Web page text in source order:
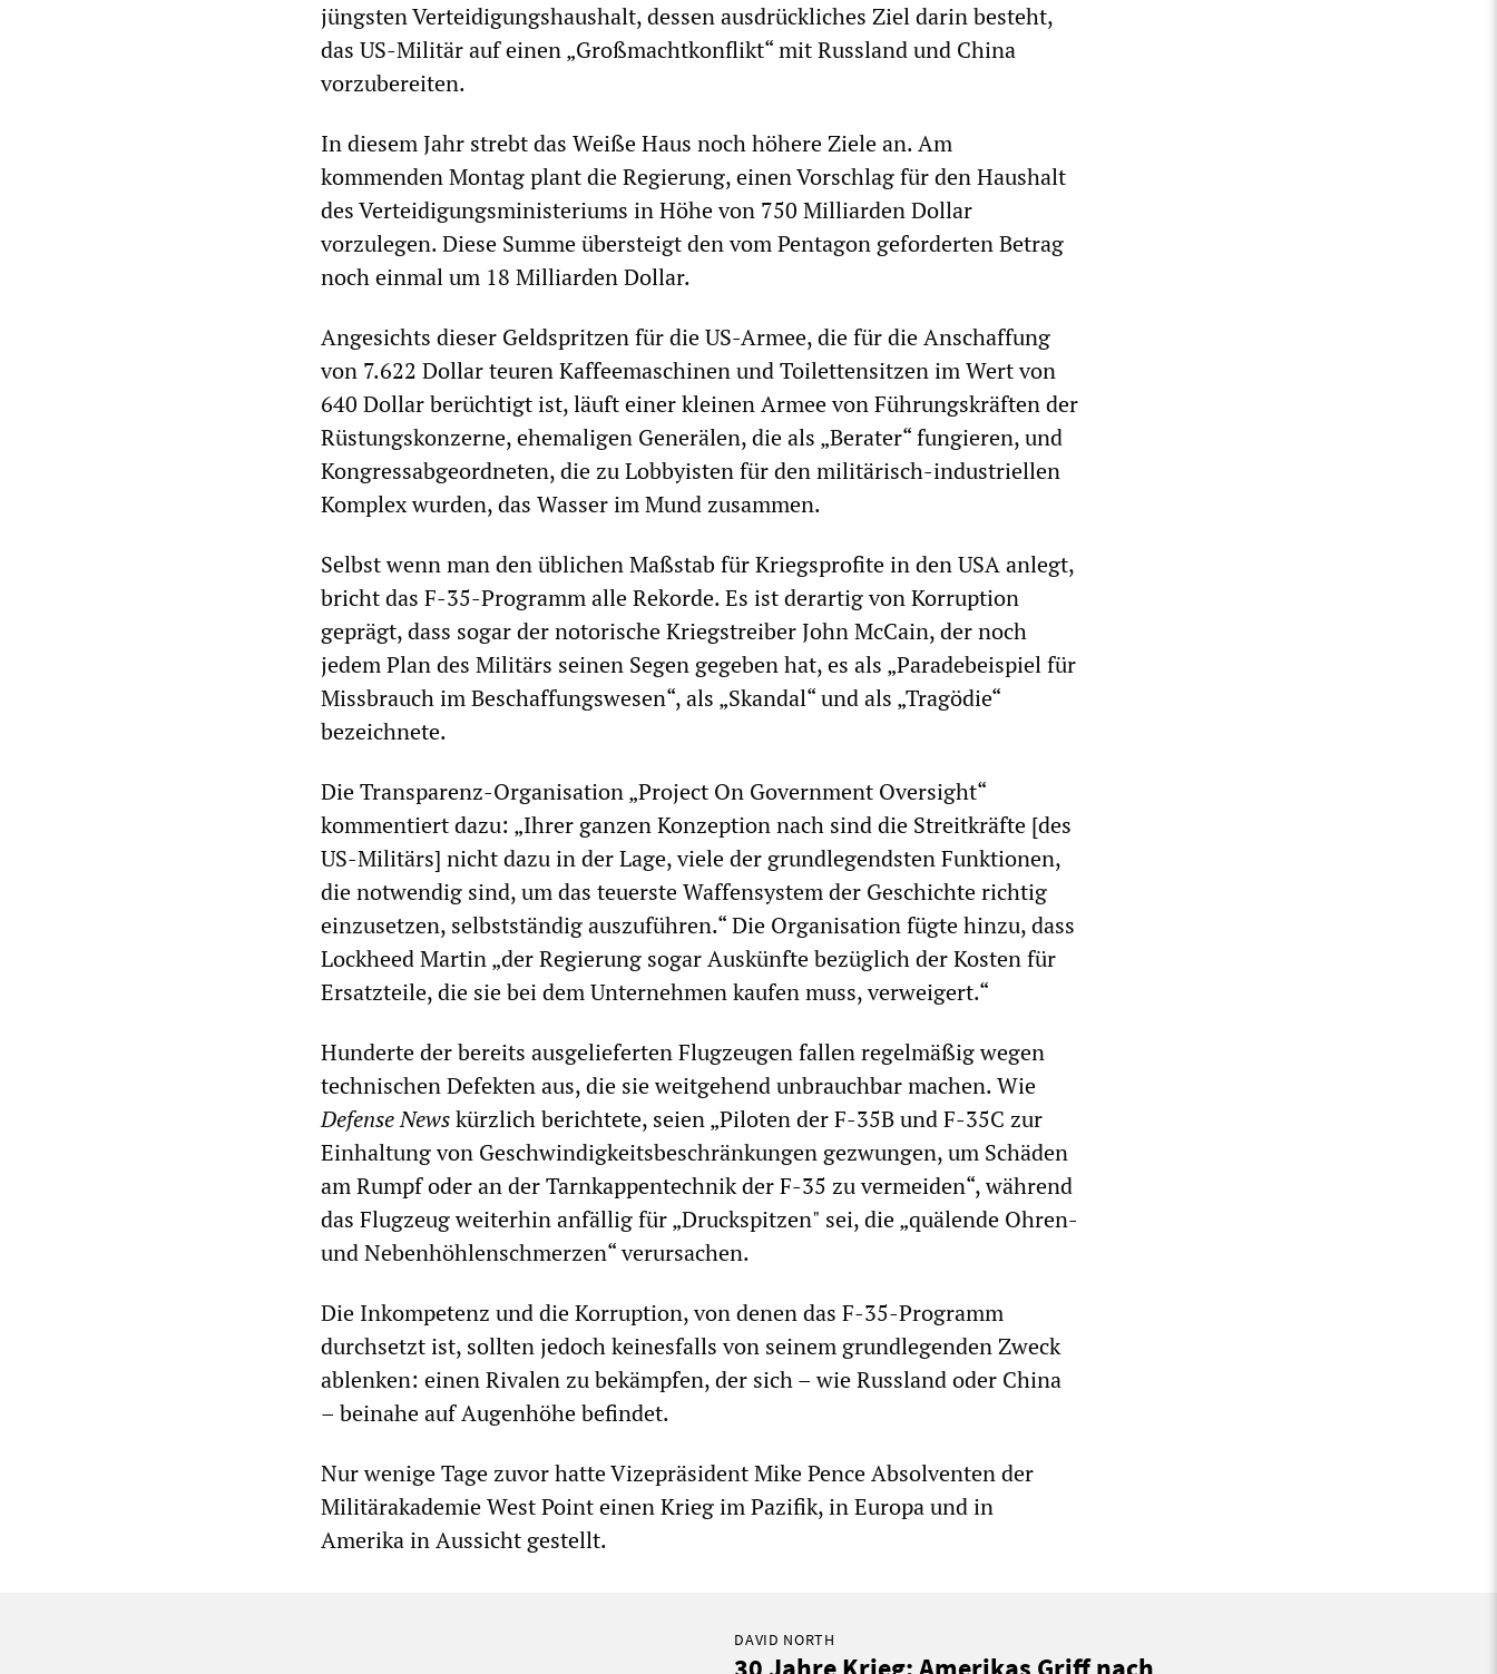
jüngsten Verteidigungshaushalt, dessen ausdrückliches Ziel darin besteht,
das US-Militär auf einen „Großmachtkonflikt“ mit Russland und China
vorzubereiten.
In diesem Jahr strebt das Weiße Haus noch höhere Ziele an. Am
kommenden Montag plant die Regierung, einen Vorschlag für den Haushalt
des Verteidigungsministeriums in Höhe von 750 Milliarden Dollar
vorzulegen. Diese Summe übersteigt den vom Pentagon geforderten Betrag
noch einmal um 18 Milliarden Dollar.
Angesichts dieser Geldspritzen für die US-Armee, die für die Anschaffung
von 7.622 Dollar teuren Kaffeemaschinen und Toilettensitzen im Wert von
640 Dollar berüchtigt ist, läuft einer kleinen Armee von Führungskräften der
Rüstungskonzerne, ehemaligen Generälen, die als „Berater“ fungieren, und
Kongressabgeordneten, die zu Lobbyisten für den militärisch-industriellen
Komplex wurden, das Wasser im Mund zusammen.
Selbst wenn man den üblichen Maßstab für Kriegsprofite in den USA anlegt,
bricht das F-35-Programm alle Rekorde. Es ist derartig von Korruption
geprägt, dass sogar der notorische Kriegstreiber John McCain, der noch
jedem Plan des Militärs seinen Segen gegeben hat, es als „Paradebeispiel für
Missbrauch im Beschaffungswesen“, als „Skandal“ und als „Tragödie“
bezeichnete.
Die Transparenz-Organisation „Project On Government Oversight“
kommentiert dazu: „Ihrer ganzen Konzeption nach sind die Streitkräfte [des
US-Militärs] nicht dazu in der Lage, viele der grundlegendsten Funktionen,
die notwendig sind, um das teuerste Waffensystem der Geschichte richtig
einzusetzen, selbstständig auszuführen.“ Die Organisation fügte hinzu, dass
Lockheed Martin „der Regierung sogar Auskünfte bezüglich der Kosten für
Ersatzteile, die sie bei dem Unternehmen kaufen muss, verweigert.“
Hunderte der bereits ausgelieferten Flugzeugen fallen regelmäßig wegen
technischen Defekten aus, die sie weitgehend unbrauchbar machen. Wie
Defense Newskürzlich berichtete, seien „Piloten der F-35B und F-35C zur
Einhaltung von Geschwindigkeitsbeschränkungen gezwungen, um Schäden
am Rumpf oder an der Tarnkappentechnik der F-35 zu vermeiden“, während
das Flugzeug weiterhin anfällig für „Druckspitzen" sei, die „quälende Ohren-
und Nebenhöhlenschmerzen“ verursachen.
Die Inkompetenz und die Korruption, von denen das F-35-Programm
durchsetzt ist, sollten jedoch keinesfalls von seinem grundlegenden Zweck
ablenken: einen Rivalen zu bekämpfen, der sich – wie Russland oder China
– beinahe auf Augenhöhe befindet.
Nur wenige Tage zuvor hatte Vizepräsident Mike Pence Absolventen der
Militärakademie West Point einen Krieg im Pazifik, in Europa und in
Amerika in Aussicht gestellt.
DAVID NORTH